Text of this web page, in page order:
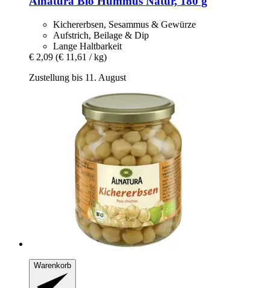
Kichererbsen, Sesammus & Gewürze
Aufstrich, Beilage & Dip
Lange Haltbarkeit
€ 2,09 (€ 11,61 / kg)
Zustellung bis 11. August
Warenkorb